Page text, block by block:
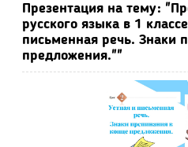
Презентация на тему:
русского языка в 1
письменная речь. Знаки
предложения.""